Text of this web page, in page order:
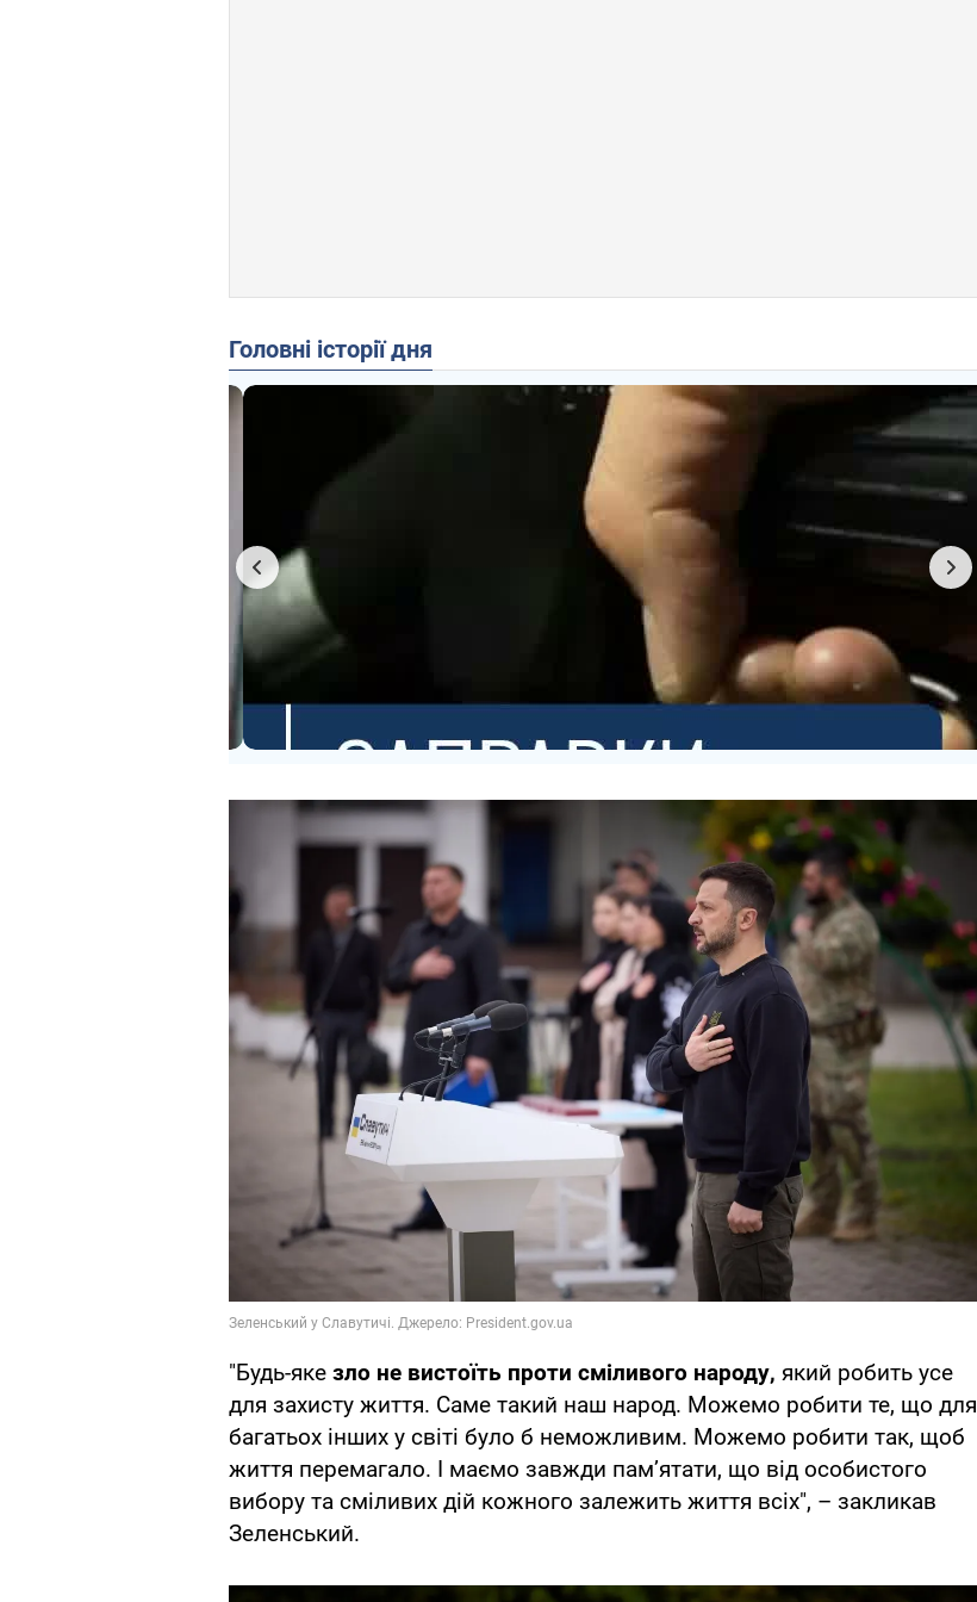
Головні історії дня
"Будь-яке зло не вистоїть проти сміливого народу, який робить усе
для захисту життя. Саме такий наш народ. Можемо робити те, що для
багатьох інших у світі було б неможливим. Можемо робити так, щоб
життя перемагало. І маємо завжди пам’ятати, що від особистого
вибору та сміливих дій кожного залежить життя всіх", – закликав
Зеленський.